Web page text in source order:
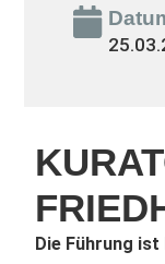
Die Führung